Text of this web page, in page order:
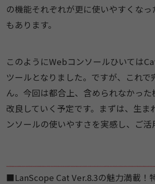
の機能それぞれが更に使いやすくなっ
もあります。
このようにWebコンソールひいては
ツールとなりました。ですが、これで
ん。今回は都合上、含められなかった
改良していく予定です。まずは、生ま
ンソールの使いやすさを実感し、ご活
■LanScope Cat Ver.8.3の魅力満載！